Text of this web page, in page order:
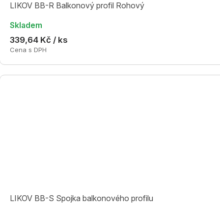
LIKOV BB-R Balkonový profil Rohový
Skladem
339,64 Kč / ks
Cena s DPH
LIKOV BB-S Spojka balkonového profilu